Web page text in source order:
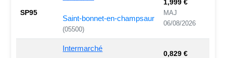
SP95
Saint-bonnet-en-champsaur
(05500)
1,999 €
MAJ
06/08/2026
Intermarché
0,829 €